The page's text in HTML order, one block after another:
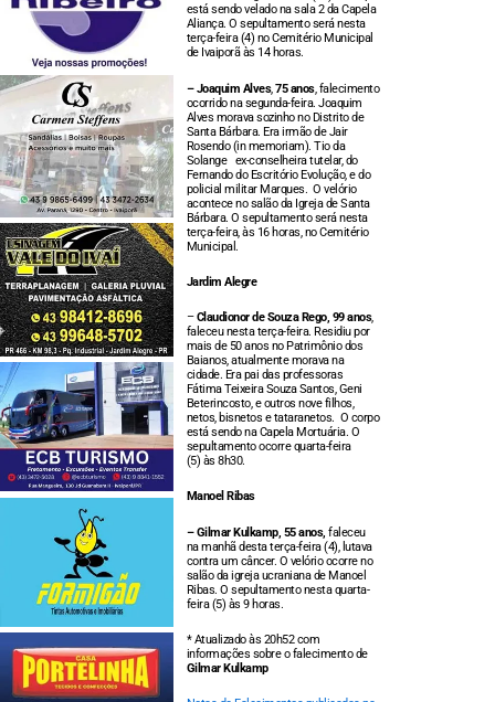
está sendo velado na sala 2 da Capela
Aliança. O sepultamento será nesta
terça-feira (4) no Cemitério Municipal
de Ivaiporã às 14 horas.
– Joaquim Alves,75 anos, falecimento
ocorrido na segunda-feira. Joaquim
Alves morava sozinho no Distrito de
Santa Bárbara. Era irmão de Jair
Rosendo (in memoriam). Tio da
Solange ex-conselheira tutelar, do
Fernando do Escritório Evolução, e do
policial militar Marques. O velório
acontece no salão da Igreja de Santa
Bárbara. O sepultamento será nesta
terça-feira, às 16 horas, no Cemitério
Municipal.
Jardim Alegre
–Claudionor de Souza Rego, 99 anos,
faleceu nesta terça-feira. Residiu por
mais de 50 anos no Patrimônio dos
Baianos, atualmente morava na
cidade. Era pai das professoras
Fátima Teixeira Souza Santos, Geni
Beterincosto, e outros nove filhos,
netos, bisnetos e tataranetos. O corpo
está sendo na Capela Mortuária. O
sepultamento ocorre quarta-feira
(5) às 8h30.
Manoel Ribas
– Gilmar Kulkamp, 55 anos, faleceu
na manhã desta terça-feira (4), lutava
contra um câncer. O velório ocorre no
salão da igreja ucraniana de Manoel
Ribas. O sepultamento nesta quarta-
feira (5) às 9 horas.
* Atualizado às 20h52 com
informações sobre o falecimento de
Gilmar Kulkamp